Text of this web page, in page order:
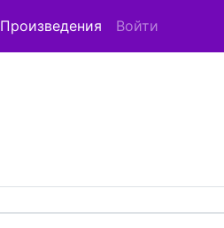
Произведения Войти